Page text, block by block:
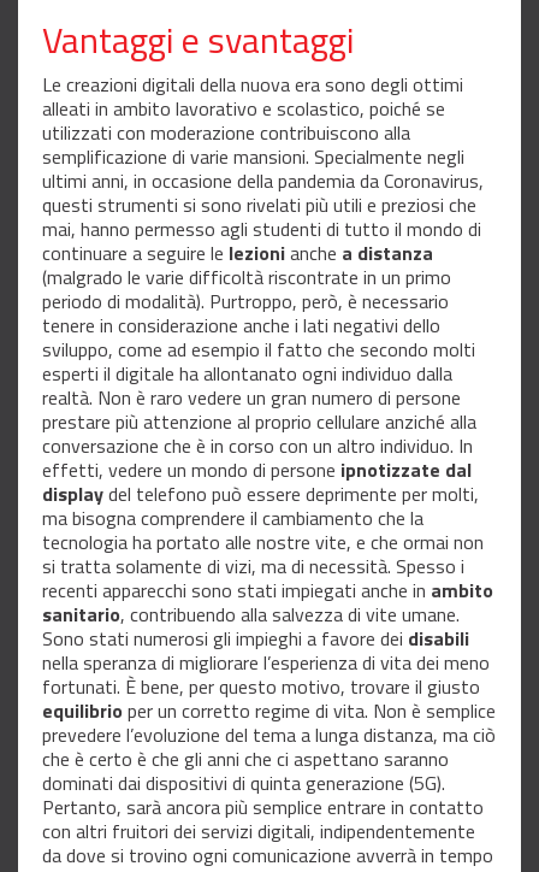
Vantaggi e svantaggi
Le creazioni digitali della nuova era sono degli ottimi
alleati in ambito lavorativo e scolastico, poiché se
utilizzati con moderazione contribuiscono alla
semplificazione di varie mansioni. Specialmente negli
ultimi anni, in occasione della pandemia da Coronavirus,
questi strumenti si sono rivelati più utili e preziosi che
mai, hanno permesso agli studenti di tutto il mondo di
continuare a seguire le lezionianche a distanza
(malgrado le varie difficoltà riscontrate in un primo
periodo di modalità). Purtroppo, però, è necessario
tenere in considerazione anche i lati negativi dello
sviluppo, come ad esempio il fatto che secondo molti
esperti il digitale ha allontanato ogni individuo dalla
realtà. Non è raro vedere un gran numero di persone
prestare più attenzione al proprio cellulare anziché alla
conversazione che è in corso con un altro individuo. In
effetti, vedere un mondo di persone ipnotizzate dal
displaydel telefono può essere deprimente per molti,
ma bisogna comprendere il cambiamento che la
tecnologia ha portato alle nostre vite, e che ormai non
si tratta solamente di vizi, ma di necessità. Spesso i
recenti apparecchi sono stati impiegati anche in ambito
sanitario, contribuendo alla salvezza di vite umane.
Sono stati numerosi gli impieghi a favore dei disabili
nella speranza di migliorare l’esperienza di vita dei meno
fortunati. È bene, per questo motivo, trovare il giusto
equilibrio per un corretto regime di vita. Non è semplice
prevedere l’evoluzione del tema a lunga distanza, ma ciò
che è certo è che gli anni che ci aspettano saranno
dominati dai dispositivi di quinta generazione (5G).
Pertanto, sarà ancora più semplice entrare in contatto
con altri fruitori dei servizi digitali, indipendentemente
da dove si trovino ogni comunicazione avverrà in tempo